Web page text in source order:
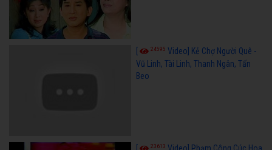
24595 Video] Kẻ Chợ Người Quê -
Vũ Linh, Tài Linh, Thanh Ngân, Tấn
Beo
23613